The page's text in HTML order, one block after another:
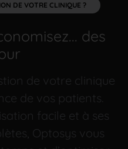
DE VOTRE CLINIQUE ?
d|
de votre clinique
de vos patients.
facile et à ses
Optosys vous
et d’optimiser